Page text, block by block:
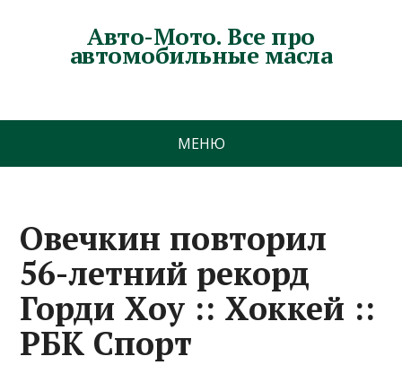
Авто-Мото. Все про
автомобильные масла
МЕНЮ
Овечкин повторил
56-летний рекорд
Горди Хоу :: Хоккей ::
РБК Спорт